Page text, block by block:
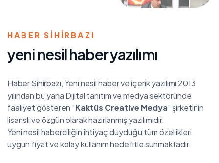
HABER SIHIRBAZI
yeninesilhaberyazılımı
Haber Sihirbazı, Yeni nesil haber ve içerik yazılımı 2013
yılından bu yana Dijital tanıtım ve medya sektöründe
faaliyet gösteren “Kaktüs Creative Medya” şirketinin
lisanslı ve özgün olarak hazırlanmış yazılımıdır.
Yeni nesil haberciliğin ihtiyaç duyduğu tüm özellikleri
uygun fiyat ve kolay kullanım hedefitle sunmaktadır.